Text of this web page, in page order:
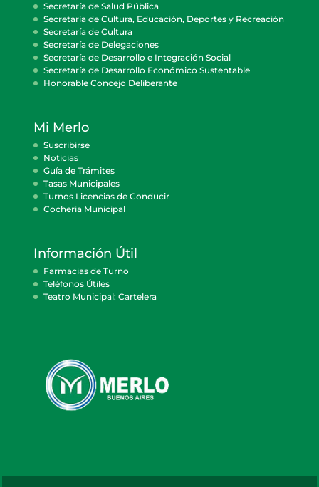
Secretaría de Salud Pública
Secretaría de Cultura, Educación, Deportes y Recreación
Secretaría de Cultura
Secretaría de Delegaciones
Secretaría de Desarrollo e Integración Social
Secretaría de Desarrollo Económico Sustentable
Honorable Concejo Deliberante
Mi Merlo
Suscribirse
Noticias
Guía de Trámites
Tasas Municipales
Turnos Licencias de Conducir
Cocheria Municipal
Información Útil
Farmacias de Turno
Teléfonos Útiles
Teatro Municipal: Cartelera